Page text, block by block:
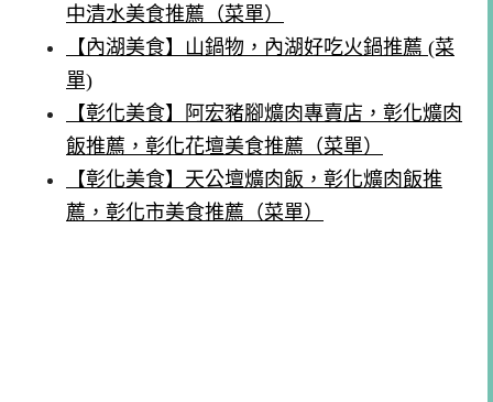
中清水美食推薦（菜單）
【內湖美食】山鍋物，內湖好吃火鍋推薦 (菜
單)
【彰化美食】阿宏豬腳爌肉專賣店，彰化爌肉
飯推薦，彰化花壇美食推薦（菜單）
【彰化美食】天公壇爌肉飯，彰化爌肉飯推
薦，彰化市美食推薦（菜單）